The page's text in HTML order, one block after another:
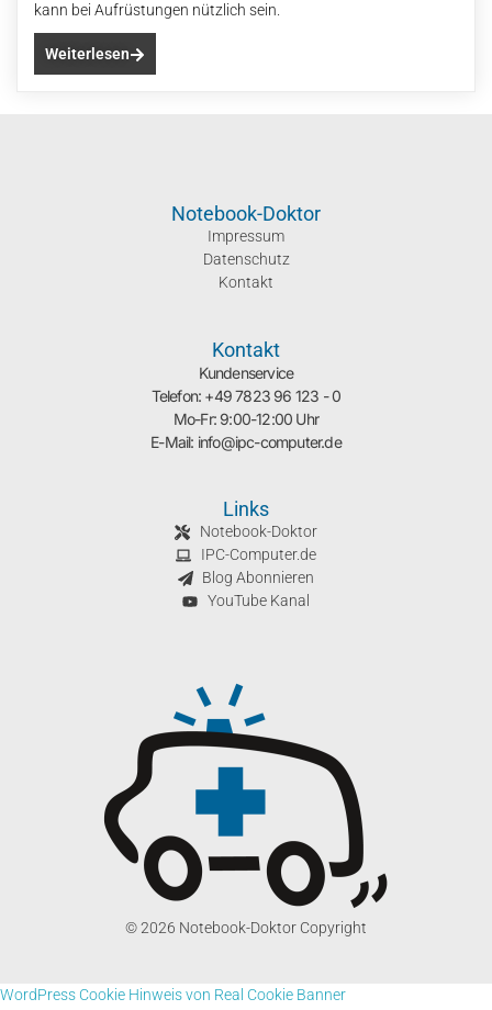
kann bei Aufrüstungen nützlich sein.
Weiterlesen
Notebook-Doktor
Impressum
Datenschutz
Kontakt
Kontakt
Kundenservice
Telefon: +49 7823 96 123 - 0
Mo-Fr: 9:00-12:00 Uhr
E-Mail: info@ipc-computer.de
Links
Notebook-Doktor
IPC-Computer.de
Blog Abonnieren
YouTube Kanal
© 2026 Notebook-Doktor Copyright
WordPress Cookie Hinweis von Real Cookie Banner